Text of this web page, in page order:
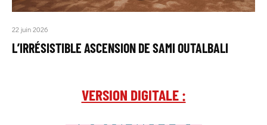
22 juin 2026
L’IRRÉSISTIBLE ASCENSION DE SAMI OUTALBALI
VERSION DIGITALE :